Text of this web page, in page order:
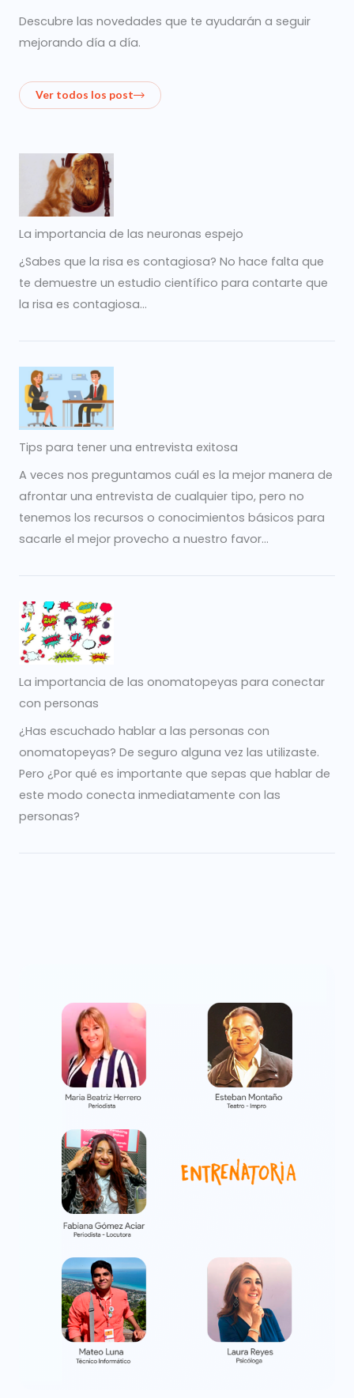
Descubre las novedades que te ayudarán a seguir
mejorando día a día.
Ver todos los post
La importancia de las neuronas espejo
¿Sabes que la risa es contagiosa? No hace falta que
te demuestre un estudio científico para contarte que
la risa es contagiosa…
Tips para tener una entrevista exitosa
A veces nos preguntamos cuál es la mejor manera de
afrontar una entrevista de cualquier tipo, pero no
tenemos los recursos o conocimientos básicos para
sacarle el mejor provecho a nuestro favor...
La importancia de las onomatopeyas para conectar
con personas
¿Has escuchado hablar a las personas con
onomatopeyas? De seguro alguna vez las utilizaste.
Pero ¿Por qué es importante que sepas que hablar de
este modo conecta inmediatamente con las
personas?